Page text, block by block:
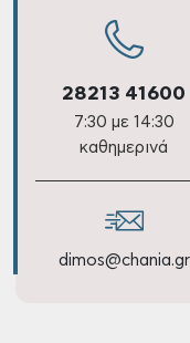
28213 41600
7:30 με 14:30
καθημερινά
dimos@chania.gr